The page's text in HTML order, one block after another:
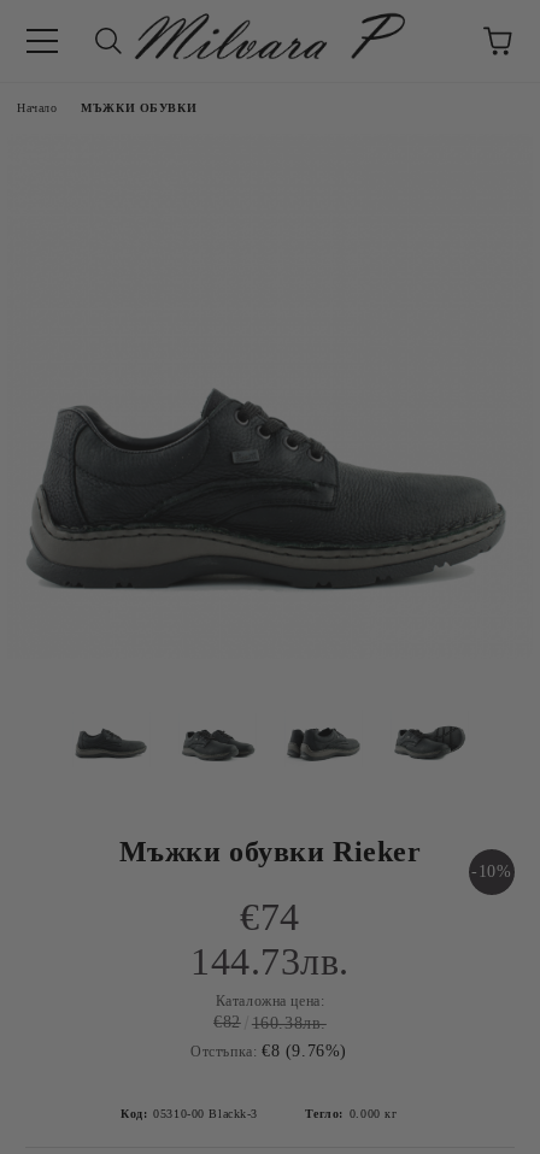
Начало МЪЖКИ ОБУВКИ
Мъжки обувки Rieker
-10%
€74
144.73лв.
Каталожна цена:
€82 160.38лв.
Отстъпка: €8 (9.76%)
Код: 05310-00 Blackk-3 Тегло: 0.000 кг